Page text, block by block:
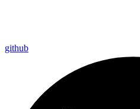
github